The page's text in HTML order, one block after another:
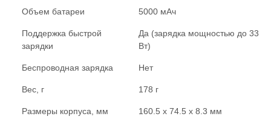
Объем батареи 5000 мАч
Поддержка быстрой
зарядки
Да (зарядка мощностью до 33
Вт)
Беспроводная зарядка Нет
Вес, г 178 г
Размеры корпуса, мм 160.5 x 74.5 x 8.3 мм